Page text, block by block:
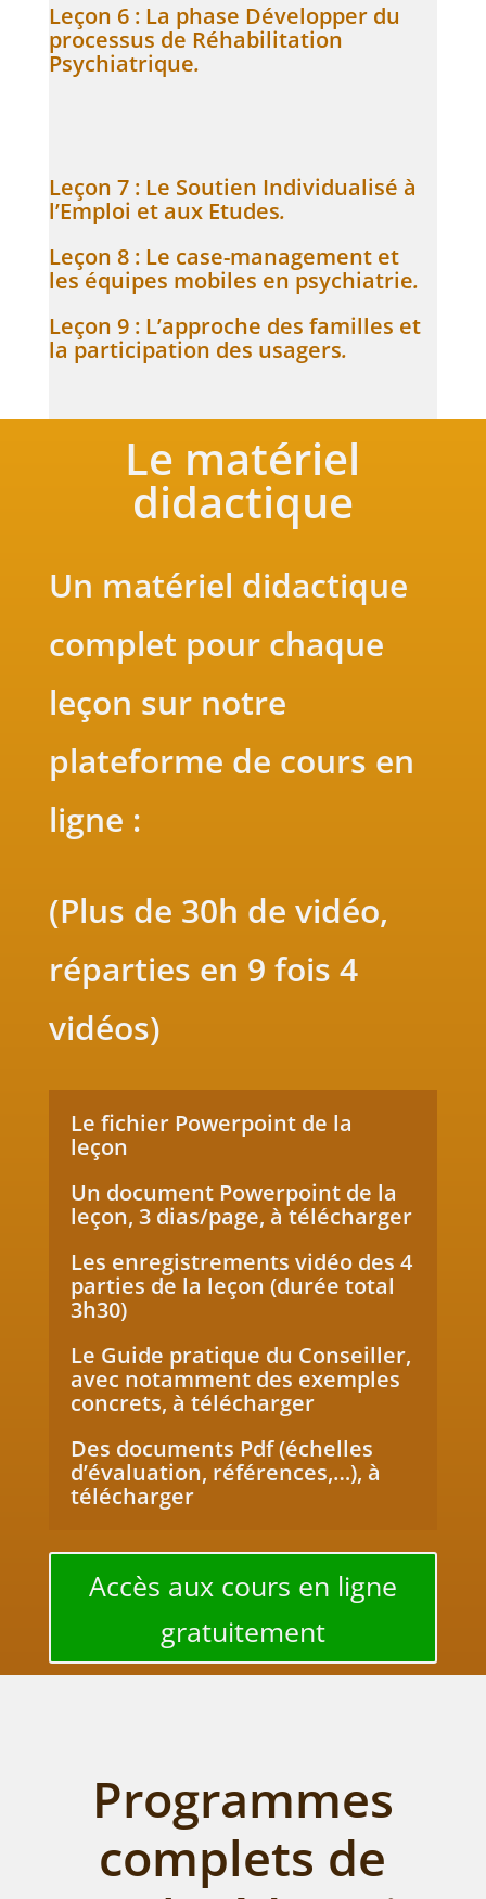
Leçon 6 : La phase Développer du
processus de Réhabilitation
Psychiatrique.
Leçon 7 : Le Soutien Individualisé à
l’Emploi et aux Etudes.
Leçon 8 : Le case-management et
les équipes mobiles en psychiatrie.
Leçon 9 : L’approche des familles et
la participation des usagers.
Le matériel
didactique
Un matériel didactique
complet pour chaque
leçon sur notre
plateforme de cours en
ligne :
(Plus de 30h de vidéo,
réparties en 9 fois 4
vidéos)
Le fichier Powerpoint de la
leçon
Un document Powerpoint de la
leçon, 3 dias/page, à télécharger
Les enregistrements vidéo des 4
parties de la leçon (durée total
3h30)
Le Guide pratique du Conseiller,
avec notamment des exemples
concrets, à télécharger
Des documents Pdf (échelles
d’évaluation, références,…), à
télécharger
Accès aux cours en ligne
gratuitement
Programmes
complets de